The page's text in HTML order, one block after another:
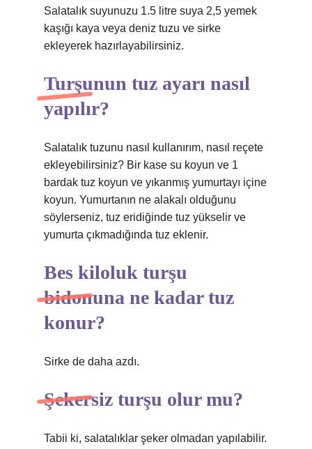
Salatalık suyunuzu 1.5 litre suya 2,5 yemek
kaşığı kaya veya deniz tuzu ve sirke
ekleyerek hazırlayabilirsiniz.
Turşunun tuz ayarı nasıl
yapılır?
Salatalık tuzunu nasıl kullanırım, nasıl reçete
ekleyebilirsiniz? Bir kase su koyun ve 1
bardak tuz koyun ve yıkanmış yumurtayı içine
koyun. Yumurtanın ne alakalı olduğunu
söylerseniz, tuz eridiğinde tuz yükselir ve
yumurta çıkmadığında tuz eklenir.
Bes kiloluk turşu
bidonuna ne kadar tuz
konur?
Sirke de daha azdı.
Şekersiz turşu olur mu?
Tabii ki, salatalıklar şeker olmadan yapılabilir.